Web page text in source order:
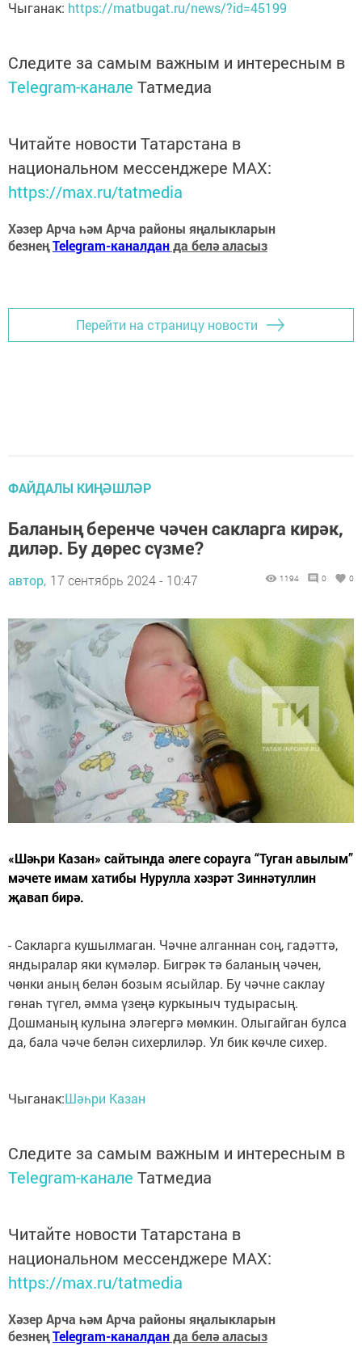
Чыганак: https://matbugat.ru/news/?id=45199
Следите за самым важным и интересным в
Telegram-канале Татмедиа
Читайте новости Татарстана в
национальном мессенджере MАХ:
https://max.ru/tatmedia
Хәзер Арча һәм Арча районы яңалыкларын
безнеңTelegram-каналданда белә аласыз
Перейти на страницу новости
ФАЙДАЛЫ КИҢӘШЛӘР
Баланың беренче чәчен сакларга кирәк,
диләр. Бу дөрес сүзме?
автор, 17 сентябрь 2024 - 10:47 1194 0 0
«Шәһри Казан» сайтында әлеге сорауга “Туган авылым”
мәчете имам хатибы Нурулла хәзрәт Зиннәтуллин
җавап бирә.
- Сакларга кушылмаган. Чәчне алганнан соң, гадәттә,
яндыралар яки күмәләр. Бигрәк тә баланың чәчен,
чөнки аның белән бозым ясыйлар. Бу чәчне саклау
гөнаһ түгел, әмма үзеңә куркыныч тудырасың.
Дошманың кулына эләгергә мөмкин. Олыгайган булса
да, бала чәче белән сихерлиләр. Ул бик көчле сихер.
Чыганак:Шәһри Казан
Следите за самым важным и интересным в
Telegram-канале Татмедиа
Читайте новости Татарстана в
национальном мессенджере MАХ:
https://max.ru/tatmedia
Хәзер Арча һәм Арча районы яңалыкларын
безнеңTelegram-каналданда белә аласыз